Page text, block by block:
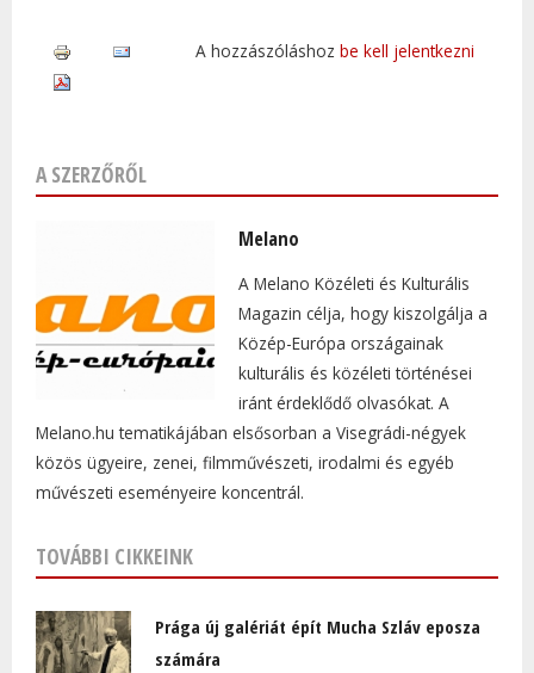
A hozzászóláshoz be kell jelentkezni
A SZERZŐRŐL
Melano
A Melano Közéleti és Kulturális
Magazin célja, hogy kiszolgálja a
Közép-Európa országainak
kulturális és közéleti történései
iránt érdeklődő olvasókat. A
Melano.hu tematikájában elsősorban a Visegrádi-négyek
közös ügyeire, zenei, filmművészeti, irodalmi és egyéb
művészeti eseményeire koncentrál.
TOVÁBBI CIKKEINK
Prága új galériát épít Mucha Szláv eposza
számára